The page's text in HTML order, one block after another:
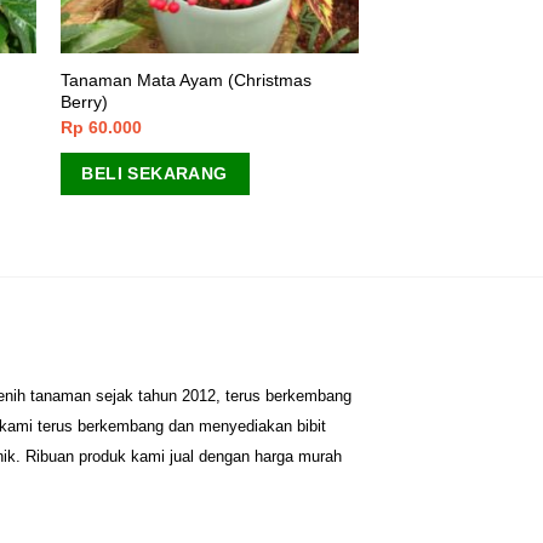
Tanaman Mata Ayam (Christmas
Berry)
Rp 60.000
BELI SEKARANG
tanaman sejak tahun 2012, terus berkembang
terus berkembang dan menyediakan bibit
Ribuan produk kami jual dengan harga murah